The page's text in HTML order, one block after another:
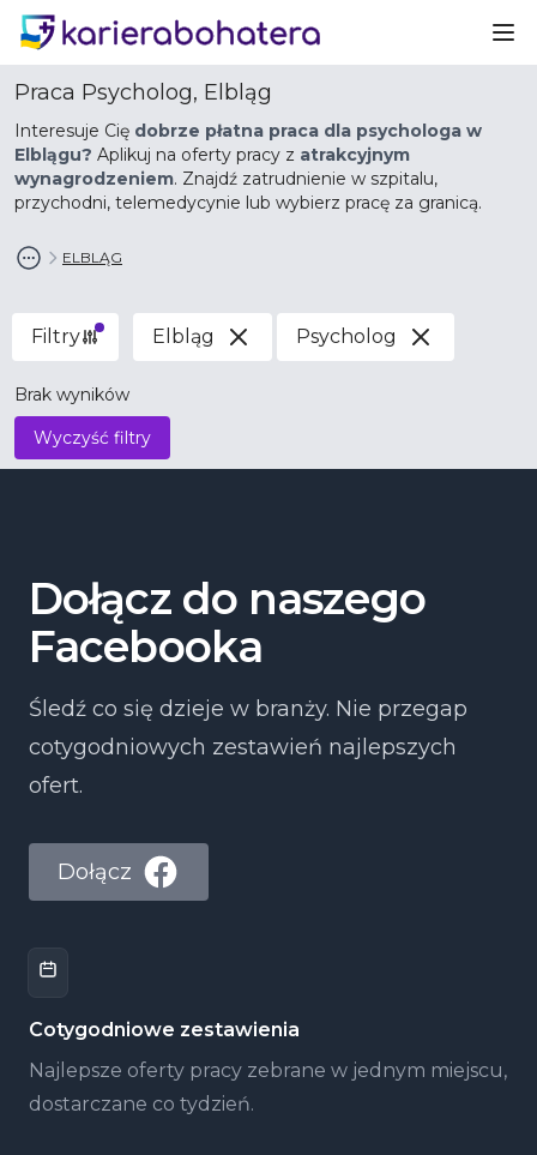
Praca Psycholog, Elbląg
Interesuje Cię dobrze płatna praca dla psychologa w
Elblągu? Aplikuj na oferty pracy z atrakcyjnym
wynagrodzeniem. Znajdź zatrudnienie w szpitalu,
przychodni, telemedycynie lub wybierz pracę za granicą.
ELBLĄG
Filtry Elbląg Psycholog
Brak wyników
Wyczyść filtry
Dołącz do naszego
Facebooka
Śledź co się dzieje w branży. Nie przegap
cotygodniowych zestawień najlepszych
ofert.
Dołącz
Cotygodniowe zestawienia
Najlepsze oferty pracy zebrane w jednym miejscu,
dostarczane co tydzień.